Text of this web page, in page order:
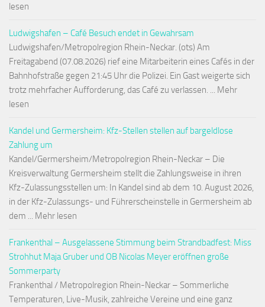
lesen
Ludwigshafen – Café Besuch endet in Gewahrsam
Ludwigshafen/Metropolregion Rhein-Neckar. (ots) Am
Freitagabend (07.08.2026) rief eine Mitarbeiterin eines Cafés in der
Bahnhofstraße gegen 21:45 Uhr die Polizei. Ein Gast weigerte sich
trotz mehrfacher Aufforderung, das Café zu verlassen. ... Mehr
lesen
Kandel und Germersheim: Kfz-Stellen stellen auf bargeldlose
Zahlung um
Kandel/Germersheim/Metropolregion Rhein-Neckar – Die
Kreisverwaltung Germersheim stellt die Zahlungsweise in ihren
Kfz-Zulassungsstellen um: In Kandel sind ab dem 10. August 2026,
in der Kfz-Zulassungs- und Führerscheinstelle in Germersheim ab
dem ... Mehr lesen
Frankenthal – Ausgelassene Stimmung beim Strandbadfest: Miss
Strohhut Maja Gruber und OB Nicolas Meyer eröffnen große
Sommerparty
Frankenthal / Metropolregion Rhein-Neckar – Sommerliche
Temperaturen, Live-Musik, zahlreiche Vereine und eine ganz